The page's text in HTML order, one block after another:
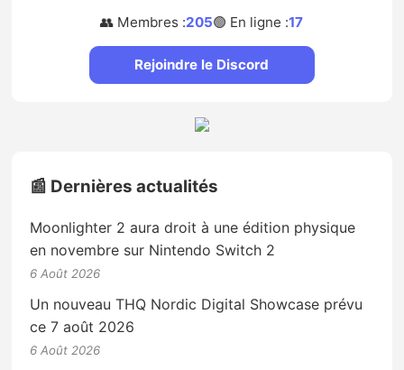
👥 Membres :205🟢 En ligne :17
Rejoindre le Discord
📰 Dernières actualités
Moonlighter 2 aura droit à une édition physique
en novembre sur Nintendo Switch 2
6 Août 2026
Un nouveau THQ Nordic Digital Showcase prévu
ce 7 août 2026
6 Août 2026